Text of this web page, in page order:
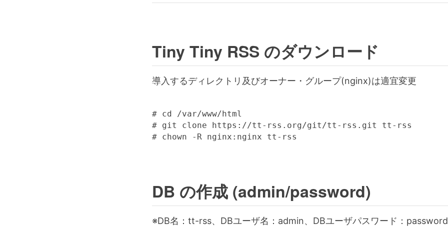
Tiny Tiny RSS のダウンロード
導入するディレクトリ及びオーナー・グループ(nginx)は適宜変更
# cd /var/www/html
# git clone https://tt-rss.org/git/tt-rss.git tt-rss
DB の作成 (admin/password)
※DB名：tt-rss、DBユーザ名：admin、DBユーザパスワード：